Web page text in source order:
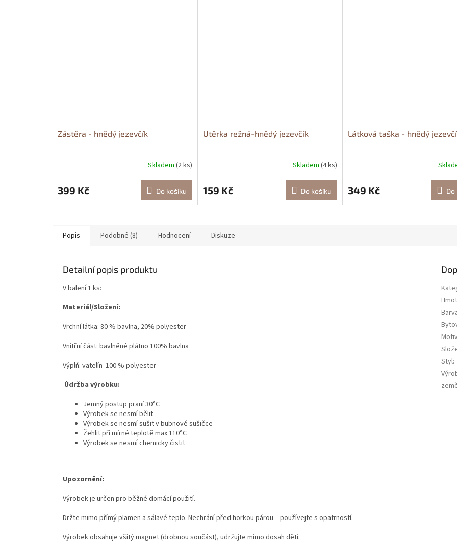
Zástěra - hnědý jezevčík
Skladem (2 ks)
399 Kč Do košíku
Utěrka režná-hnědý jezevčík
Skladem (4 ks)
159 Kč Do košíku
Látková taška - hnědý
349 Kč Do
Popis Podobné (8) Hodnocení Diskuze
Detailní popis produktu
V balení 1 ks:
Materiál/Složení:
Vrchní látka: 80 % bavlna, 20% polyester
Vnitřní část: bavlněné plátno 100% bavlna
Výplň: vatelín 100 % polyester
Údržba výrobku:
Jemný postup praní 30°C
Výrobek se nesmí bělit
Výrobek se nesmí sušit v bubnové sušičce
Žehlit při mírné teplotě max 110°C
Výrobek se nesmí chemicky čistit
Upozornění:
Výrobek je určen pro běžné domácí použití.
Držte mimo přímý plamen a sálavé teplo. Nechrání před horkou párou – používejte s opatrností.
Výrobek obsahuje všitý magnet (drobnou součást), udržujte mimo dosah dětí.
Styl: